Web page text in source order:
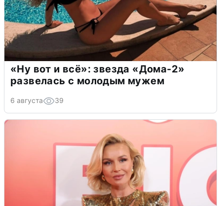
«Ну вот и всё»: звезда «Дома-2»
развелась с молодым мужем
6 августа 39